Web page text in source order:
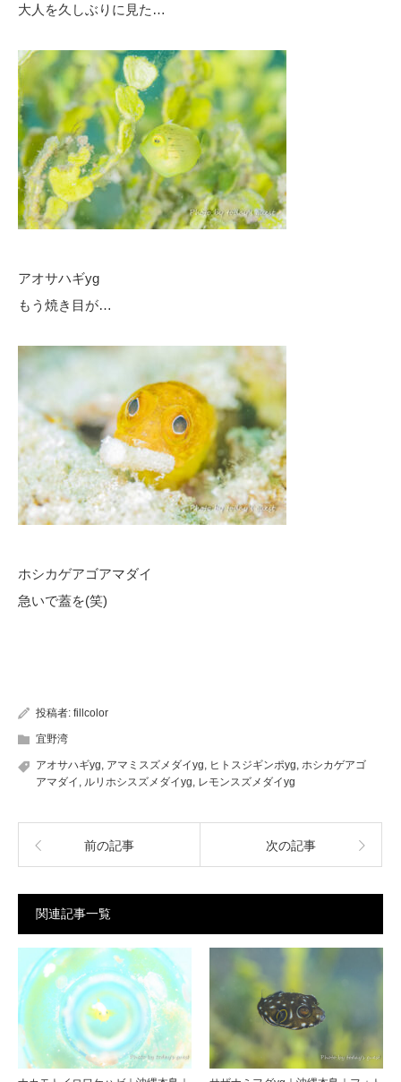
大人を久しぶりに見た…
アオサハギyg
もう焼き目が…
ホシカゲアゴアマダイ
急いで蓋を(笑)
投稿者: fillcolor
宜野湾
アオサハギyg, アマミスズメダイyg, ヒトスジギンポyg, ホシカゲアゴ
アマダイ , ルリホシスズメダイyg, レモンスズメダイyg
前の記事 次の記事
関連記事一覧